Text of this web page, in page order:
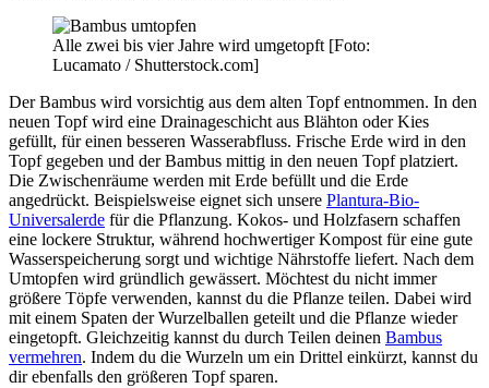
Alle zwei bis vier Jahre wird umgetopft [Foto:
Lucamato / Shutterstock.com]
Der Bambus wird vorsichtig aus dem alten Topf entnommen. In den
neuen Topf wird eine Drainageschicht aus Blähton oder Kies
gefüllt, für einen besseren Wasserabfluss. Frische Erde wird in den
Topf gegeben und der Bambus mittig in den neuen Topf platziert.
Die Zwischenräume werden mit Erde befüllt und die Erde
angedrückt. Beispielsweise eignet sich unsere Plantura-Bio-
Universalerde für die Pflanzung. Kokos- und Holzfasern schaffen
eine lockere Struktur, während hochwertiger Kompost für eine gute
Wasserspeicherung sorgt und wichtige Nährstoffe liefert. Nach dem
Umtopfen wird gründlich gewässert. Möchtest du nicht immer
größere Töpfe verwenden, kannst du die Pflanze teilen. Dabei wird
mit einem Spaten der Wurzelballen geteilt und die Pflanze wieder
eingetopft. Gleichzeitig kannst du durch Teilen deinen Bambus
vermehren. Indem du die Wurzeln um ein Drittel einkürzt, kannst du
dir ebenfalls den größeren Topf sparen.